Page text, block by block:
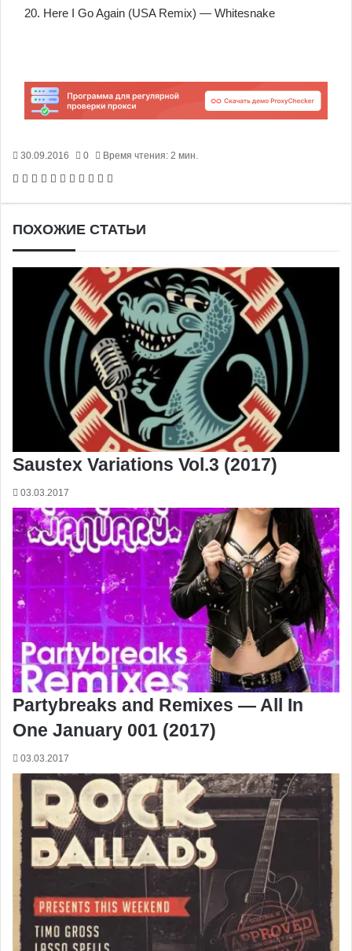
20. Here I Go Again (USA Remix) — Whitesnake
30.09.2016 0 Время чтения: 2 мин.
Facebook
X Pinterest
Вконтакте
Одноклассники
Messenger
Messenger
WhatsApp
Telegram
Viber
ПОХОЖИЕ СТАТЬИ
Saustex Variations Vol.3 (2017)
03.03.2017
Partybreaks and Remixes — All In
One January 001 (2017)
03.03.2017